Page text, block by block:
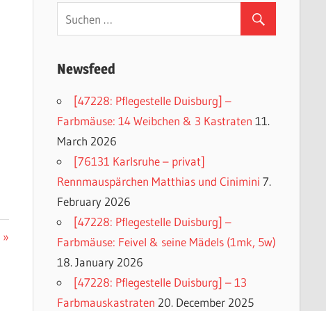
Newsfeed
[47228: Pflegestelle Duisburg] –
Farbmäuse: 14 Weibchen & 3 Kastraten 11.
March 2026
[76131 Karlsruhe – privat]
Rennmauspärchen Matthias und Cinimini 7.
February 2026
[47228: Pflegestelle Duisburg] –
Farbmäuse: Feivel & seine Mädels (1mk, 5w)
18. January 2026
[47228: Pflegestelle Duisburg] – 13
Farbmauskastraten 20. December 2025